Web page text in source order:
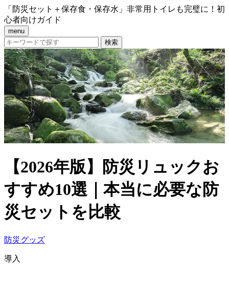
「防災セット＋保存食・保存水」非常用トイレも完璧に！初
心者向けガイド
menu
【2026年版】防災リュックお
すすめ10選｜本当に必要な防
災セットを比較
防災グッズ
導入